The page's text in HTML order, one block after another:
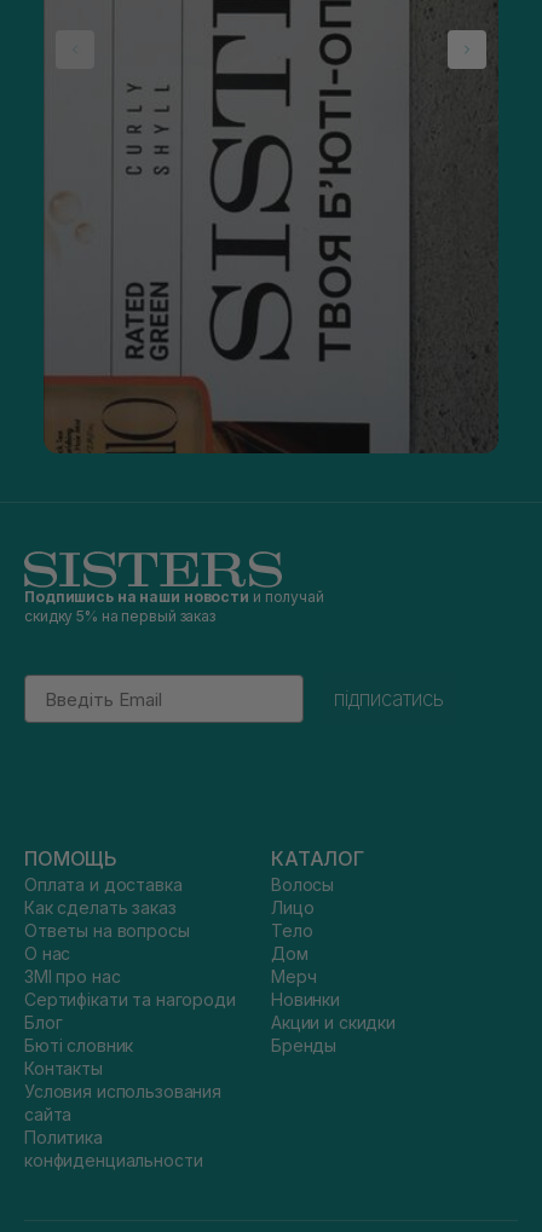
Подпишись на наши новости и получай
скидку 5% на первый заказ
Email
підписатись
ПОМОЩЬ
Оплата и доставка
Как сделать заказ
Ответы на вопросы
О нас
ЗМІ про нас
Сертифікати та нагороди
Блог
Бюті словник
Контакты
Условия использования
сайта
Политика
конфиденциальности
КАТАЛОГ
Волосы
Лицо
Тело
Дом
Мерч
Новинки
Акции и скидки
Бренды